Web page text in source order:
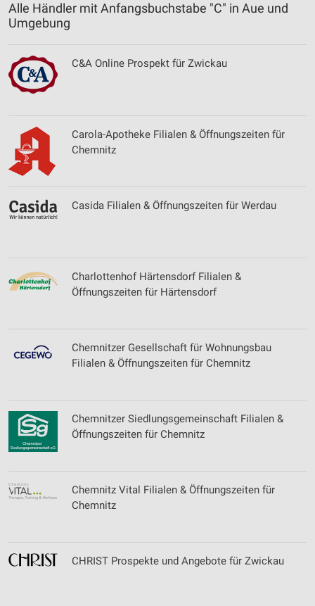
Alle Händler mit Anfangsbuchstabe "C" in Aue und
Umgebung
C&A Online Prospekt für Zwickau
Carola-Apotheke Filialen & Öffnungszeiten für
Chemnitz
Casida Filialen & Öffnungszeiten für Werdau
Charlottenhof Härtensdorf Filialen &
Öffnungszeiten für Härtensdorf
Chemnitzer Gesellschaft für Wohnungsbau
Filialen & Öffnungszeiten für Chemnitz
Chemnitzer Siedlungsgemeinschaft Filialen &
Öffnungszeiten für Chemnitz
Chemnitz Vital Filialen & Öffnungszeiten für
Chemnitz
CHRIST Prospekte und Angebote für Zwickau